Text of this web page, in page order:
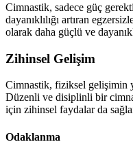
Cimnastik, sadece güç
dayanıklılığı artıran
olarak daha güçlü ve
Zihinsel Gelişim
Cimnastik, fiziksel gelişimin
Düzenli ve disiplinli bir
için zihinsel faydalar da
Odaklanma